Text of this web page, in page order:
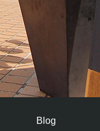
Blog